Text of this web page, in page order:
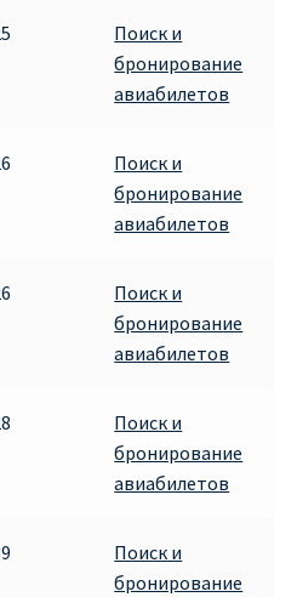
– BOARDING PASS
ИЗРАИЛЬ
ОТ €15
Одессы, Львова, Харькова,
– кнфтфшкюсщь
12
Поиск и
бронирование
авиабилетов
Поиск и
бронирование
авиабилетов
Поиск и
бронирование
авиабилетов
Поиск и
бронирование
авиабилетов
Поиск и
бронирование